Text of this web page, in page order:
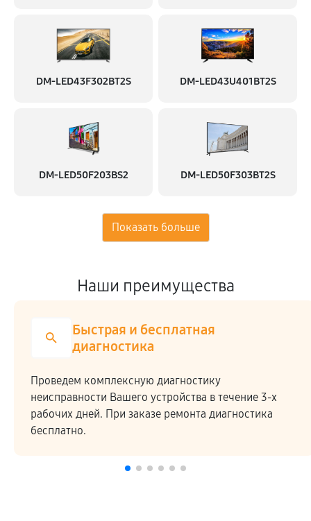
DM-LED43F302BT2S DM-LED43U401BT2S
DM-LED50F203BS2 DM-LED50F303BT2S
Наши преимущества
Быстрая и бесплатная
диагностика
Проведем комплексную диагностику
неисправности Вашего устройства в течение 3-х
рабочих дней. При заказе ремонта диагностика
бесплатно.